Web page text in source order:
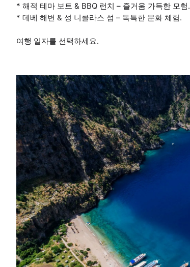
* 해적 테마 보트 & BBQ 런치 – 즐거움 가득한 모험.
* 데베 해변 & 성 니콜라스 섬 – 독특한 문화 체험.
여행 일자를 선택하세요.